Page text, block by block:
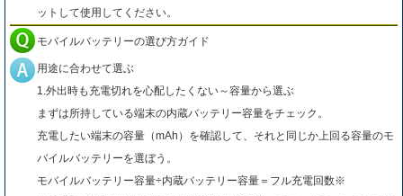
ットして使用してください。
モバイルバッテリーの選び方ガイド
用途に合わせて選ぶ
1.外出時も充電切れを心配したくない～容量から選ぶ
まずは所持している端末の内蔵バッテリー容量をチェック。
充電したい端末の容量（mAh）を確認して、それと同じか上回る容量のモ
バイルバッテリーを選ぼう。
モバイルバッテリー容量÷内蔵バッテリー容量＝フル充電回数※